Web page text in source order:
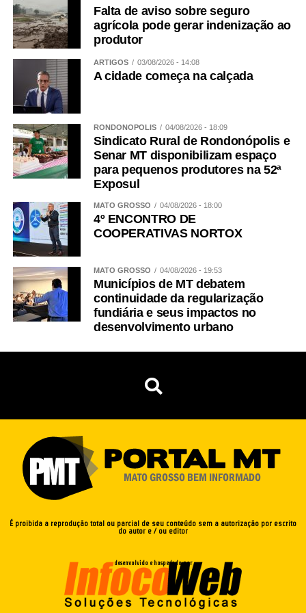
todos os dias. Mas, acima de tudo, precisamos dar crédito
a palavra das mulheres. Todos os dias.
WhatsApp
Facebook
Twitter
Messenger
LinkedIn
Share
Falta de aviso sobre seguro
agrícola pode gerar indenização ao
produtor
ARTIGOS 03/08/2026 - 14:08
A cidade começa na calçada
RONDONÓPOLIS 04/08/2026 - 18:09
Sindicato Rural de Rondonópolis e
Senar MT disponibilizam espaço
para pequenos produtores na 52ª
Exposul
MATO GROSSO 04/08/2026 - 18:00
4º ENCONTRO DE
COOPERATIVAS NORTOX
MATO GROSSO 04/08/2026 - 19:53
Municípios de MT debatem
continuidade da regularização
fundiária e seus impactos no
desenvolvimento urbano
É proibida a reprodução total ou parcial de seu conteúdo sem a autorização por escrito
do autor e / ou editor
desenvolvido e hospedado por